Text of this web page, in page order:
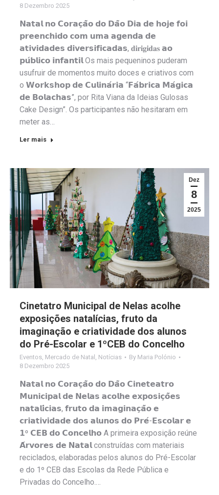
8 Dezembro 2025
𝗡𝗮𝘁𝗮𝗹 𝗻𝗼 𝗖𝗼𝗿𝗮𝗰̧𝗮̃𝗼 𝗱𝗼 𝗗𝗮̃𝗼 𝗗𝗶𝗮 𝗱𝗲 𝗵𝗼𝗷𝗲 𝗳𝗼𝗶
𝗽𝗿𝗲𝗲𝗻𝗰𝗵𝗶𝗱𝗼 𝗰𝗼𝗺 𝘂𝗺𝗮 𝗮𝗴𝗲𝗻𝗱𝗮 𝗱𝗲
𝗮𝘁𝗶𝘃𝗶𝗱𝗮𝗱𝗲𝘀 𝗱𝗶𝘃𝗲𝗿𝘀𝗶𝗳𝗶𝗰𝗮𝗱𝗮𝘀, 𝐝𝐢𝐫𝐢𝐠𝐢𝐝𝐚𝐬 𝗮𝗼
𝗽𝘂́𝗯𝗹𝗶𝗰𝗼 𝗶𝗻𝗳𝗮𝗻𝘁𝗶𝗹 Os mais pequeninos puderam
usufruir de momentos muito doces e criativos com
o 𝗪𝗼𝗿𝗸𝘀𝗵𝗼𝗽 𝗱𝗲 𝗖𝘂𝗹𝗶𝗻𝗮́𝗿𝗶𝗮 “𝗙𝗮́𝗯𝗿𝗶𝗰𝗮 𝗠𝗮́𝗴𝗶𝗰𝗮
𝗱𝗲 𝗕𝗼𝗹𝗮𝗰𝗵𝗮𝘀”, por Rita Viana da Ideias Gulosas
Cake Design”. Os participantes não hesitaram em
meter as…
Ler mais
Dez
8
2025
Cinetatro Municipal de Nelas acolhe
exposições natalícias, fruto da
imaginação e criatividade dos alunos
do Pré-Escolar e 1ºCEB do Concelho
Eventos Mercado de Natal Notícias By Maria Polónio
8 Dezembro 2025
𝗡𝗮𝘁𝗮𝗹 𝗻𝗼 𝗖𝗼𝗿𝗮𝗰̧𝗮̃𝗼 𝗱𝗼 𝗗𝗮̃𝗼 𝗖𝗶𝗻𝗲𝘁𝗲𝗮𝘁𝗿𝗼
𝗠𝘂𝗻𝗶𝗰𝗶𝗽𝗮𝗹 𝗱𝗲 𝗡𝗲𝗹𝗮𝘀 𝗮𝗰𝗼𝗹𝗵𝗲 𝗲𝘅𝗽𝗼𝘀𝗶𝗰̧𝗼̃𝗲𝘀
𝗻𝗮𝘁𝗮𝗹𝗶́𝗰𝗶𝗮𝘀, 𝗳𝗿𝘂𝘁𝗼 𝗱𝗮 𝗶𝗺𝗮𝗴𝗶𝗻𝗮𝗰̧𝗮̃𝗼 𝗲
𝗰𝗿𝗶𝗮𝘁𝗶𝘃𝗶𝗱𝗮𝗱𝗲 𝗱𝗼𝘀 𝗮𝗹𝘂𝗻𝗼𝘀 𝗱𝗼 𝗣𝗿𝗲́-𝗘𝘀𝗰𝗼𝗹𝗮𝗿 𝗲
𝟭º 𝗖𝗘𝗕 𝗱𝗼 𝗖𝗼𝗻𝗰𝗲𝗹𝗵𝗼 A primeira exposição reúne
𝗔́𝗿𝘃𝗼𝗿𝗲𝘀 𝗱𝗲 𝗡𝗮𝘁𝗮𝗹 construídas com materiais
reciclados, elaboradas pelos alunos do Pré-Escolar
e do 1º CEB das Escolas da Rede Pública e
Privadas do Concelho.…